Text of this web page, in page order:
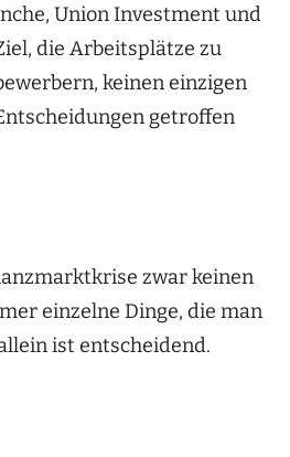
Union Investment und
die Arbeitsplätze zu
keinen einzigen
getroffen
zwar keinen
einzelne Dinge, die man
ist entscheidend.